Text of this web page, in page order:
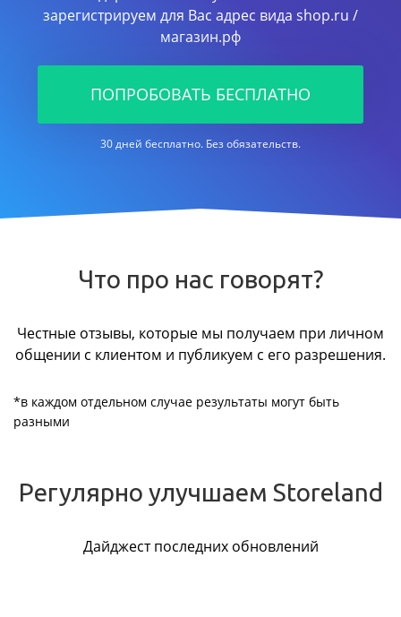
зарегистрируем для Вас адрес вида shop.ru /
магазин.рф
ПОПРОБОВАТЬ БЕСПЛАТНО
30 дней бесплатно. Без обязательств.
Что про нас говорят?
Честные отзывы, которые мы получаем при личном
общении с клиентом и публикуем с его разрешения.
*в каждом отдельном случае результаты могут быть
разными
Регулярно улучшаем Storeland
Дайджест последних обновлений